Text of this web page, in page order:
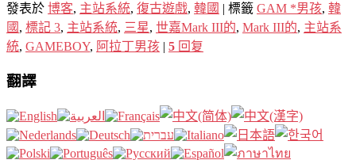
發表於 博客, 主站系統, 復古遊戲, 韓國 | 標籤 GAM *男孩, 韓
國 , 標記 3, 主站系統, 三星, 世嘉Mark III的, Mark III的, 主站系
統, GAMEBOY, 阿拉丁男孩 | 5 回复
翻譯